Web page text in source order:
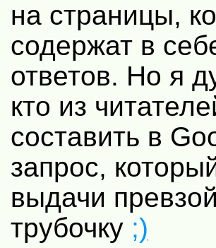
на страницы,
содержат в
ответов. Но я
кто из
составить в
запрос,
выдачи
трубочку ;)